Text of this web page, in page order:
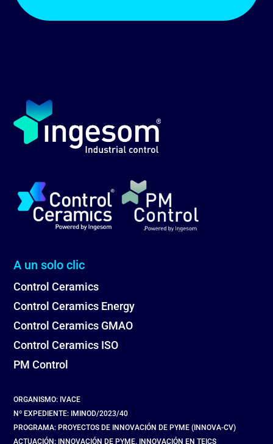
A un solo clic
Control Ceramics
Control Ceramics Energy
Control Ceramics GMAO
Control Ceramics ISO
PM Control
ORGANISMO: IVACE
Nº EXPEDIENTE: IMINOD/2023/40
PROGRAMA: PROYECTOS DE INNOVACIÓN DE PYME (INNOVA-CV)
ACTUACIÓN: INNOVACIÓN DE PYME. INNOVACIÓN EN TEICS